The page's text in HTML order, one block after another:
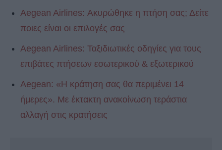
Aegean Airlines: Ακυρώθηκε η πτήση σας; Δείτε
ποιες είναι οι επιλογές σας
Aegean Airlines: Ταξιδιωτικές οδηγίες για τους
επιβάτες πτήσεων εσωτερικού & εξωτερικού
Aegean: «Η κράτηση σας θα περιμένει 14
ήμερες». Με έκτακτη ανακοίνωση τεράστια
αλλαγή στις κρατήσεις